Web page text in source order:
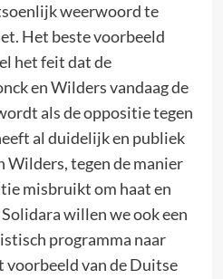
weerwoord te
Het beste voorbeeld
het feit dat de
en Wilders vandaag de
als de oppositie tegen
al duidelijk en publiek
Wilders, tegen de manier
misbruikt om haat en
willen we ook een
programma naar
voorbeeld van de Duitse